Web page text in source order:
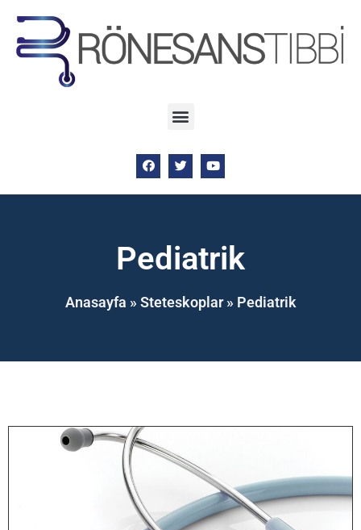
Pediatrik
Anasayfa » Steteskoplar» Pediatrik